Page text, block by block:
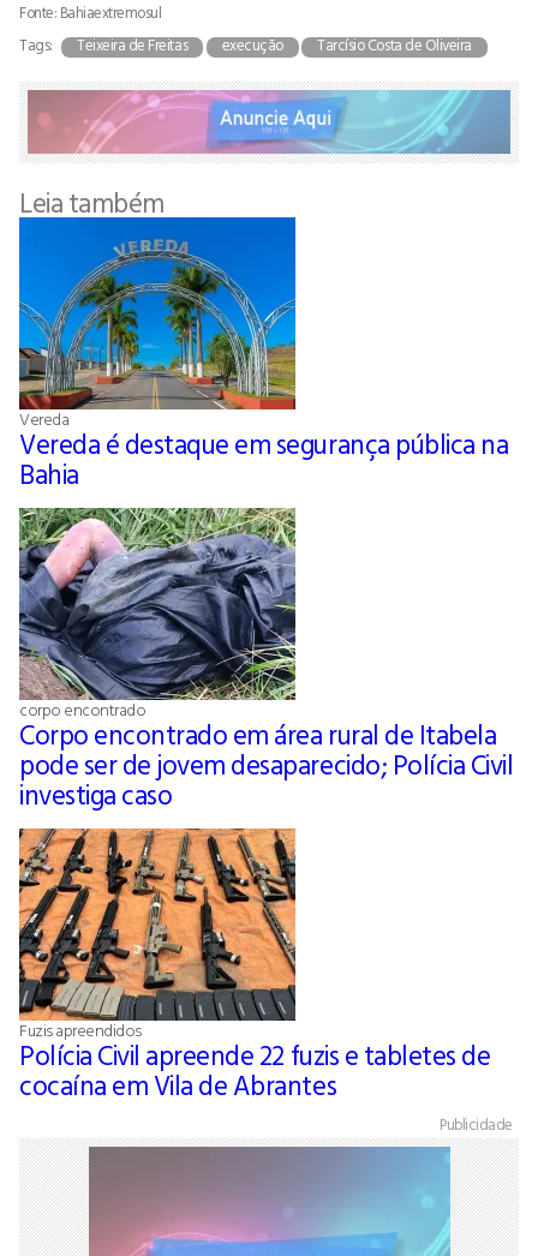
Fonte: Bahiaextremosul
Tags:
Teixeira de Freitas execução Tarcísio Costa de Oliveira
Leia também
Vereda
Vereda é destaque em segurança pública na
Bahia
corpo encontrado
Corpo encontrado em área rural de Itabela
pode ser de jovem desaparecido; Polícia Civil
investiga caso
Fuzis apreendidos
Polícia Civil apreende 22 fuzis e tabletes de
cocaína em Vila de Abrantes
Publicidade